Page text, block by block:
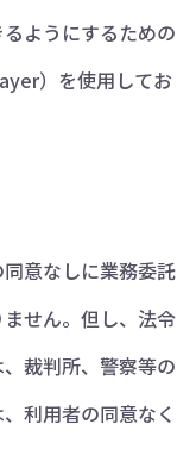
ようにするための
）を使用してお
意なしに業務委託
せん。但し、法令
裁判所、警察等の
利用者の同意なく